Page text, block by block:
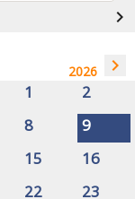
navigate_next
2026 navigate_next
1
2
8
9
15
16
22
23